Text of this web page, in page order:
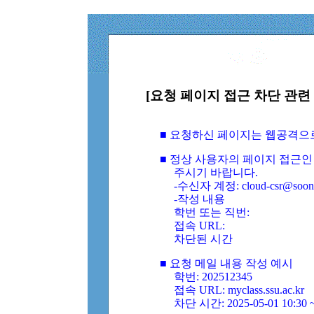
[요청 페이지 접근 차단 관
■ 요청하신 페이지는 웹공격
■ 정상 사용자의 페이지 접근
주시기 바랍니다.
-수신자 계정: cloud-
-작성 내용
학번 또는 직번:
접속 URL:
차단된 시간
■ 요청 메일 내용 작성 예시
학번: 202512345
접속 URL: myclass.ssu.ac.kr
차단 시간: 2025-05-01 10:30